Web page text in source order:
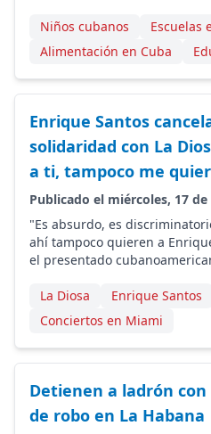
Niños cubanos
Escuelas
Alimentación en Cuba
Enrique Santos
solidaridad con La
a ti, tampoco me
Publicado el miércoles, 17
"Es absurdo, es
ahí tampoco quieren a
el presentado
La Diosa Enrique Santos
Conciertos en Miami
Detienen a ladrón
de robo en La Habana